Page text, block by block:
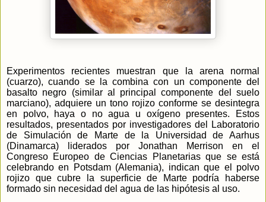
Experimentos recientes muestran que la arena normal
(cuarzo), cuando se la combina con un componente del
basalto negro (similar al principal componente del suelo
marciano), adquiere un tono rojizo conforme se desintegra
en polvo, haya o no agua u oxígeno presentes. Estos
resultados, presentados por investigadores del Laboratorio
de Simulación de Marte de
la Universidad
de Aarhus
(Dinamarca) liderados por Jonathan Merrison en el
Congreso Europeo de Ciencias Planetarias que se está
celebrando en Potsdam (Alemania), indican que el polvo
rojizo que cubre la superficie de Marte podría haberse
formado sin necesidad del agua de las hipótesis al uso.